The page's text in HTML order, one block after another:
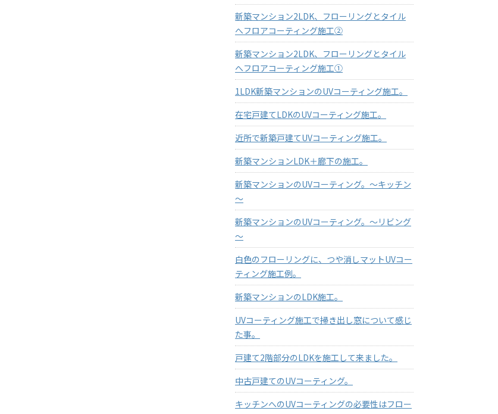
新築マンション2LDK、フローリングとタイル
へフロアコーティング施工②
新築マンション2LDK、フローリングとタイル
へフロアコーティング施工①
1LDK新築マンションのUVコーティング施工。
在宅戸建てLDKのUVコーティング施工。
近所で新築戸建てUVコーティング施工。
新築マンションLDK＋廊下の施工。
新築マンションのUVコーティング。～キッチン
～
新築マンションのUVコーティング。～リビング
～
白色のフローリングに、つや消しマットUVコー
ティング施工例。
新築マンションのLDK施工。
UVコーティング施工で掃き出し窓について感じ
た事。
戸建て2階部分のLDKを施工して来ました。
中古戸建てのUVコーティング。
キッチンへのUVコーティングの必要性はフロー